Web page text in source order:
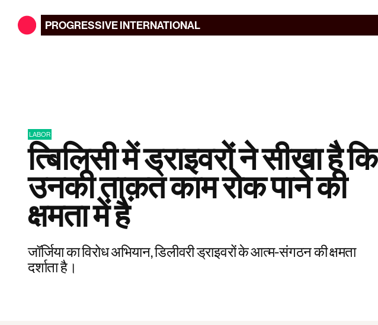
PROGRESSIVEINTERNATIONAL
LABOR
त्बिलिसी में ड्राइवरों ने सीखा है कि
उनकी ताक़त काम रोक पाने की
क्षमता में है
जॉर्जिया का विरोध अभियान, डिलीवरी ड्राइवरों के आत्म-संगठन की क्षमता
दर्शाता है।